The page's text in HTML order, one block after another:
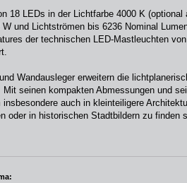
18 LEDs in der Lichtfarbe 4000 K (optional
und Lichtströmen bis 6236 Nominal
der technischen LED-Mastleuchten
Wandausleger erweitern die
Mit seinen kompakten Abmessungen und
auch in kleinteiligere
oder in historischen Stadtbildern zu